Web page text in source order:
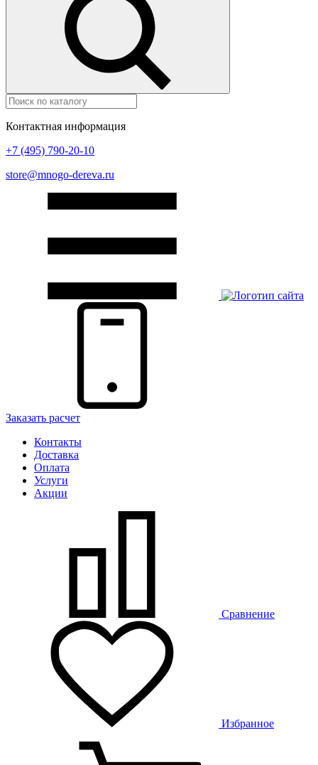
Контактная информация
+7 (495) 790-20-10
store@mnogo-dereva.ru
Заказать расчет
Контакты
Доставка
Оплата
Услуги
Акции
Сравнение
Избранное